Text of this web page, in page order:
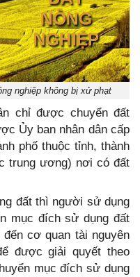
nghiệp không bị xử phạt
chỉ được chuyển đất
Ủy ban nhân dân cấp
phố thuộc tỉnh, thành
trung ương) nơi có đất
đất thì người sử dụng
mục đích sử dụng đất
cơ quan tài nguyên
được giải quyết theo
mục đích sử dụng